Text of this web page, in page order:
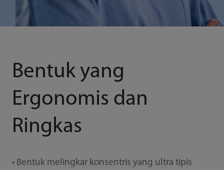
Bentuk yang
Ergonomis dan
Ringkas
• Bentuk melingkar konsentris yang ultra tipis